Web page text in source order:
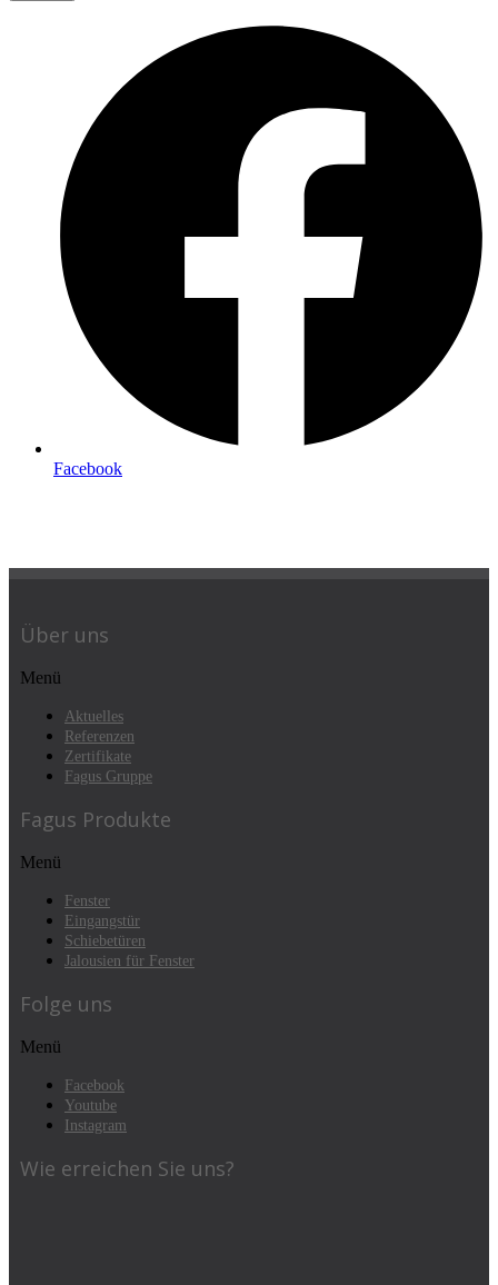
Facebook
Über uns
Menü
Aktuelles
Referenzen
Zertifikate
Fagus Gruppe
Fagus Produkte
Menü
Fenster
Eingangstür
Schiebetüren
Jalousien für Fenster
Folge uns
Menü
Facebook
Youtube
Instagram
Wie erreichen Sie uns?